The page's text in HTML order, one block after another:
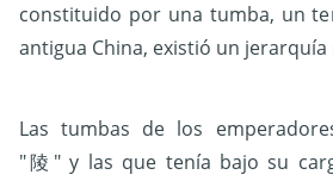
constituido por una tumba, un
antigua China, existió un
Las tumbas de los
"陵" y las que tenía bajo su